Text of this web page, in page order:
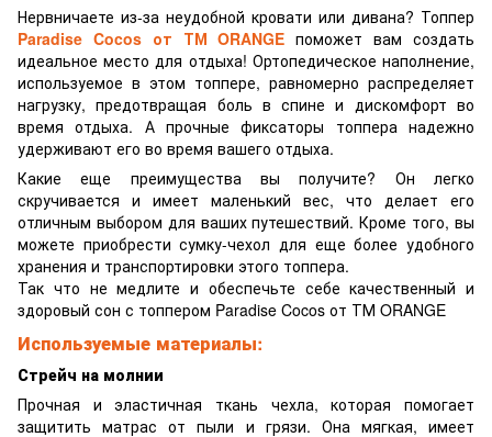
Нервничаете из-за неудобной кровати или дивана? Топпер
Paradise Cocos от ТМ ORANGE поможет вам создать
идеальное место для отдыха! Ортопедическое наполнение,
используемое в этом топпере, равномерно распределяет
нагрузку, предотвращая боль в спине и дискомфорт во
время отдыха. А прочные фиксаторы топпера надежно
удерживают его во время вашего отдыха.
Какие еще преимущества вы получите? Он легко
скручивается и имеет маленький вес, что делает его
отличным выбором для ваших путешествий. Кроме того, вы
можете приобрести сумку-чехол для еще более удобного
хранения и транспортировки этого топпера.
Так что не медлите и обеспечьте себе качественный и
здоровый сон с топпером Paradise Cocos от ТМ ORANGE
Используемые материалы:
Стрейч на молнии
Прочная и эластичная ткань чехла, которая помогает
защитить матрас от пыли и грязи. Она мягкая, имеет